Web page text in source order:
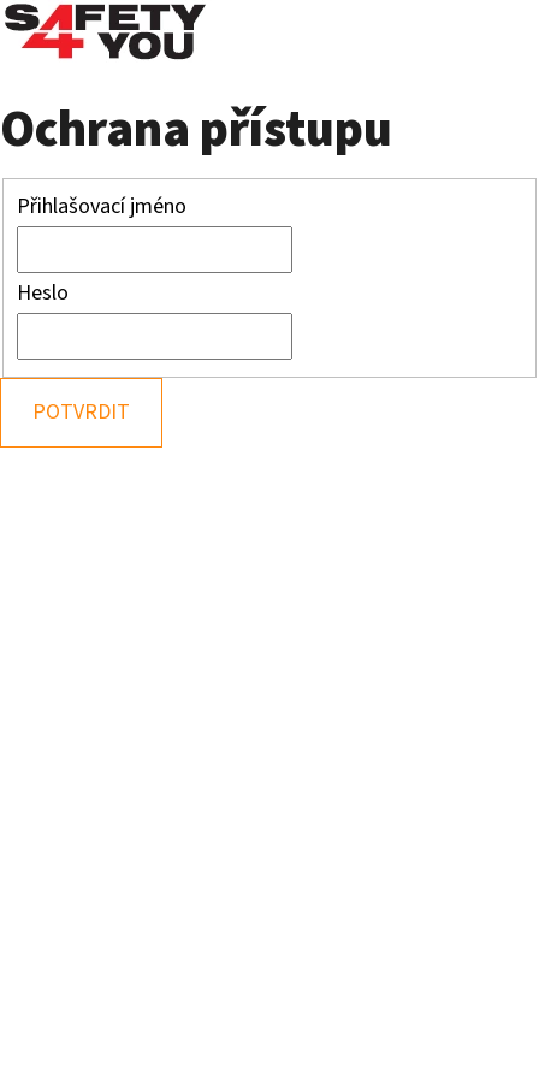
Ochrana přístupu
Přihlašovací jméno
Heslo
POTVRDIT